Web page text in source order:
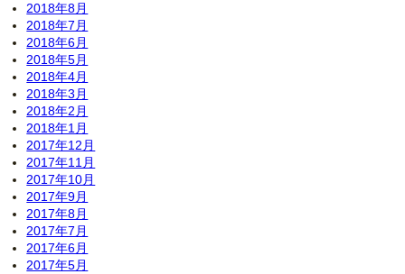
2018年8月
2018年7月
2018年6月
2018年5月
2018年4月
2018年3月
2018年2月
2018年1月
2017年12月
2017年11月
2017年10月
2017年9月
2017年8月
2017年7月
2017年6月
2017年5月